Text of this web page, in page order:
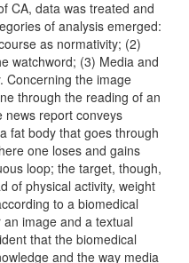
CA, data was treated and
of analysis emerged:
as normativity; (2)
watchword; (3) Media and
Concerning the image
through the reading of an
news report conveys
fat body that goes through
one loses and gains
loop; the target, though,
of physical activity, weight
to a biomedical
image and a textual
that the biomedical
and the way media